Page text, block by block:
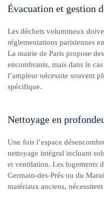
Évacuation et gestion
Les déchets volumineux
réglementations parisiennes
La mairie de Paris propose
encombrants, mais dans le
l’ampleur nécessite souvent
spécifique.
Nettoyage en
Une fois l’espace
nettoyage intégral incluant
et ventilation. Les logements
Germain-des-Prés ou du
matériaux anciens,